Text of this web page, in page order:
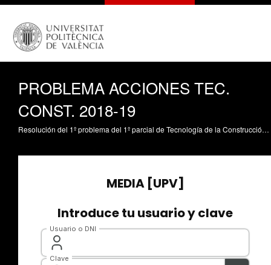
PROBLEMA ACCIONES TEC.
CONST. 2018-19
Resolución del 1º problema del 1º parcial de Tecnología de la Construcción, curso 2018-19. Se trata de un problema con una escalera